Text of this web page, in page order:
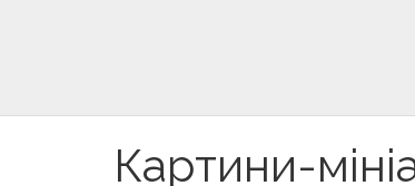
Картини-